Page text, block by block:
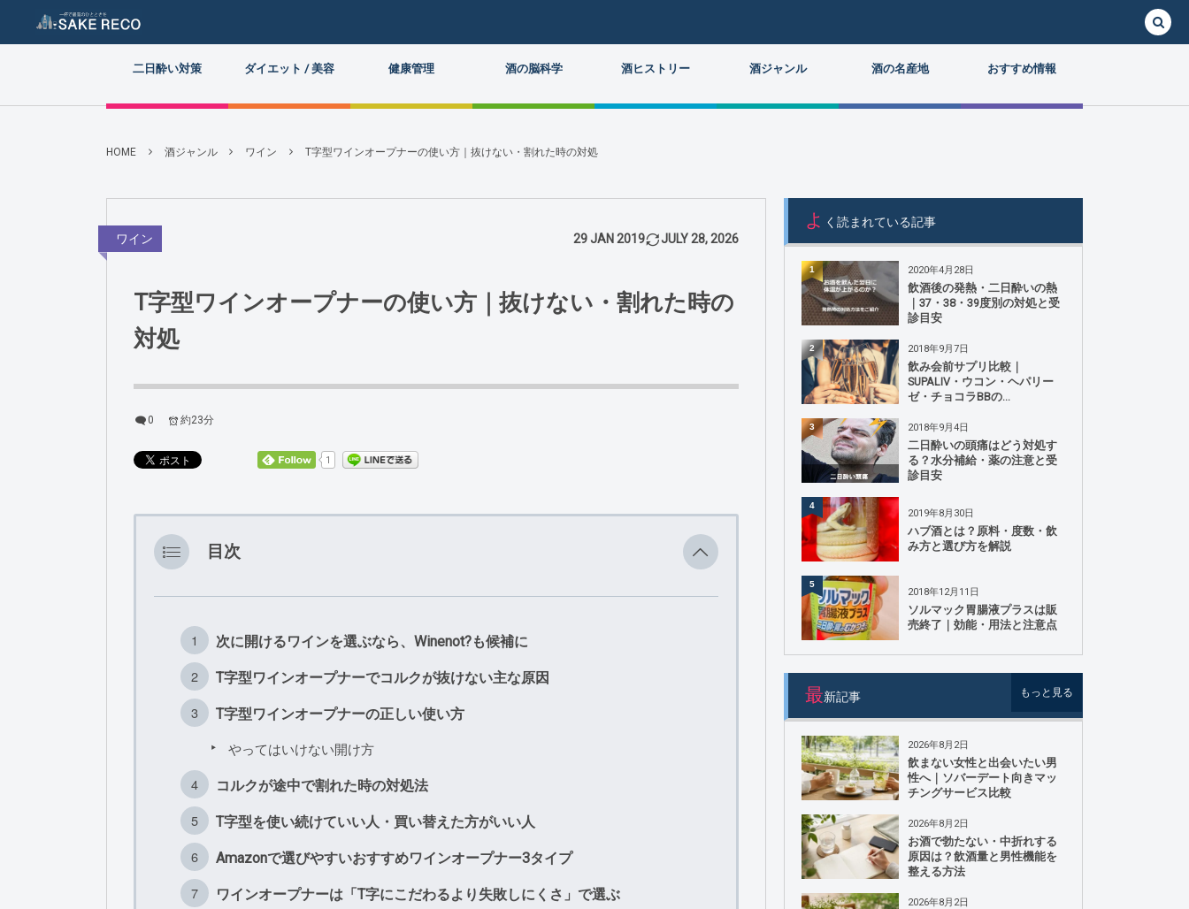
二日酔い対策 ダイエット / 美容 健康管理 酒の脳科学 酒ヒストリー 酒ジャンル 酒の名産地 おすすめ情報
HOME 酒ジャンル ワイン T字型ワインオープナーの使い方｜抜けない・割れた時の対処
ワイン 29 JAN 2019 JULY28,2026
T字型ワインオープナーの使い方｜抜けない・割れた時の
対処
0 約23分
1
目次
次に開けるワインを選ぶなら、Winenot?も候補に
T字型ワインオープナーでコルクが抜けない主な原因
T字型ワインオープナーの正しい使い方
やってはいけない開け方
コルクが途中で割れた時の対処法
T字型を使い続けていい人・買い替えた方がいい人
Amazonで選びやすいおすすめワインオープナー3タイプ
ワインオープナーは「T字にこだわるより失敗しにくさ」で選ぶ
よ く読まれている記事
1 2020年4月28日
飲酒後の発熱・二日酔いの熱
｜37・38・39度別の対処と受
診目安
2 2018年9月7日
飲み会前サプリ比較｜
SUPALIV・ウコン・ヘパリー
ゼ・チョコラBBの...
3 2018年9月4日
二日酔いの頭痛はどう対処す
る？水分補給・薬の注意と受
診目安
4
2019年8月30日
ハブ酒とは？原料・度数・飲
み方と選び方を解説
5
2018年12月11日
ソルマック胃腸液プラスは販
売終了｜効能・用法と注意点
最新記事
2026年8月2日
飲まない女性と出会いたい男
性へ｜ソバーデート向きマッ
チングサービス比較
2026年8月2日
お酒で勃たない・中折れする
原因は？飲酒量と男性機能を
整える方法
2026年8月2日
もっと見る